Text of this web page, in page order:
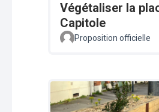
Végétaliser la
Capitole
Proposition officielle